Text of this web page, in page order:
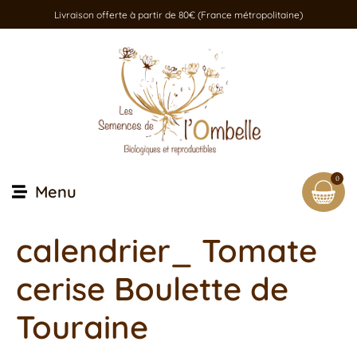
Livraison offerte à partir de 80€ (France métropolitaine)
Menu
0
calendrier_ Tomate
cerise Boulette de
Touraine